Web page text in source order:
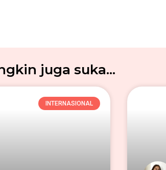
juga suka...
INTERNASIONAL